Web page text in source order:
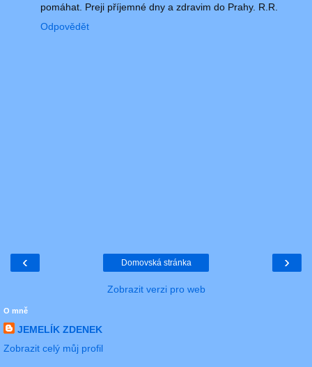
pomáhat. Preji příjemné dny a zdravim do Prahy. R.R.
Odpovědět
‹ ›
Domovská stránka
Zobrazit verzi pro web
O mně
JEMELÍK ZDENEK
Zobrazit celý můj profil